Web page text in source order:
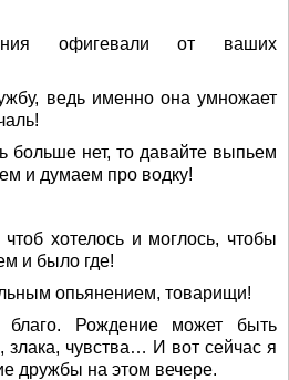
офигевали от ваших
ведь именно она умножает
больше нет, то давайте выпьем
и думаем про водку!
хотелось и моглось, чтобы
и было где!
опьянением, товарищи!
благо. Рождение может быть
злака, чувства… И вот сейчас я
дружбы на этом вечере.